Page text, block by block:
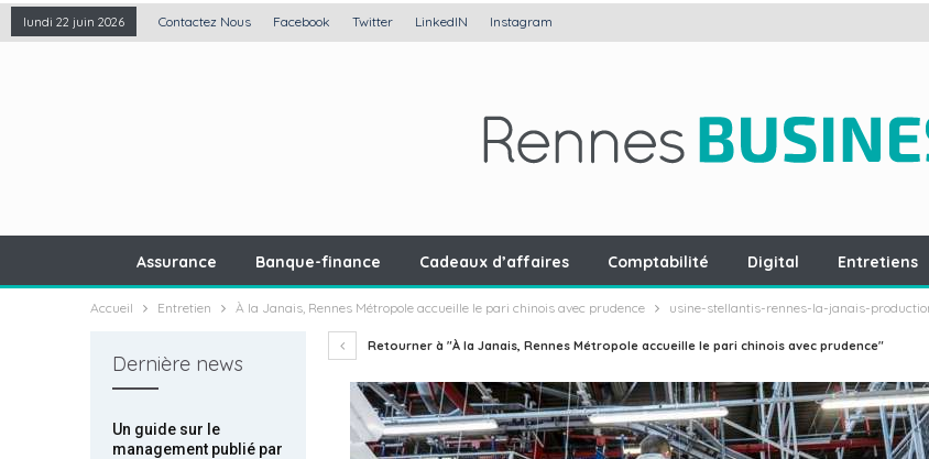
lundi 22 juin 2026 Contactez Nous Facebook Twitter LinkedIN Instagram
Assurance Banque-finance Cadeaux d’affaires Comptabilité Digital Entretiens
Accueil Entretien À la Janais, Rennes Métropole accueille le pari chinois avec prudence usine-stellantis-rennes-la-janais-
Retourner à "À la Janais, Rennes Métropole accueille le pari chinois avec prudence"
Dernière news
Un guide sur le
management publié par